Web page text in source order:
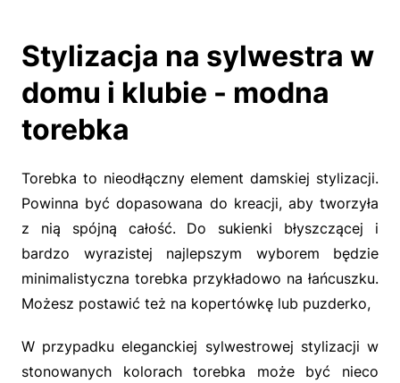
Stylizacja na sylwestra w
domu i klubie - modna
torebka
Torebka to nieodłączny element damskiej stylizacji.
Powinna być dopasowana do kreacji, aby tworzyła
z nią spójną całość. Do sukienki błyszczącej i
bardzo wyrazistej najlepszym wyborem będzie
minimalistyczna torebka przykładowo na łańcuszku.
Możesz postawić też na kopertówkę lub puzderko,
W przypadku eleganckiej sylwestrowej stylizacji w
stonowanych kolorach torebka może być nieco